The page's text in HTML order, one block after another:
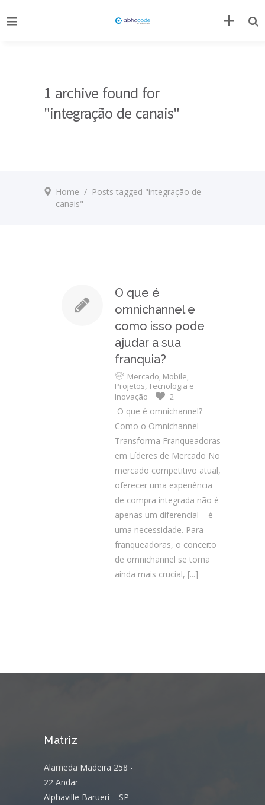
1 archive found for
"integração de canais"
Home / Posts tagged "integração de
canais"
O que é
omnichannel e
como isso pode
ajudar a sua
franquia?
Mercado, Mobile,
Projetos,Tecnologia e
Inovação
2
O que é omnichannel?
Como o Omnichannel
Transforma Franqueadoras
em Líderes de Mercado No
mercado competitivo atual,
oferecer uma experiência
de compra integrada não é
apenas um diferencial – é
uma necessidade. Para
franqueadoras, o conceito
de omnichannel se torna
ainda mais crucial, [...]
Matriz
Alameda Madeira 258 -
22 Andar
Alphaville Barueri – SP